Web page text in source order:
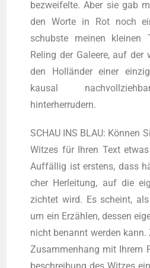
bezwei­fel­te. Aber sie gab
den Wor­te in Rot noch
schubs­te mei­nen
Reling der Galee­re, auf
den Hol­län­der einer
kau­sal
hinterherrudern.
SCHAU INS BLAU: Kön­nen
Wit­zes für Ihren Text
Auf­fäl­lig ist ers­tens, dass
cher Her­lei­tung, auf die
zich­tet wird. Es scheint,
um ein Erzäh­len, des­sen
nicht benannt wer­den
Zusam­men­hang mit Ihrem
be­schrei­bung des Wit­zes